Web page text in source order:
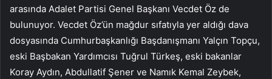
arasında Adalet Partisi Genel Başkanı Vecdet Öz de
bulunuyor. Vecdet Öz’ün mağdur sıfatıyla yer aldığı dava
dosyasında Cumhurbaşkanlığı Başdanışmanı Yalçın Topçu,
eski Başbakan Yardımcısı Tuğrul Türkeş, eski bakanlar
Koray Aydın, Abdullatif Şener ve Namık Kemal Zeybek,